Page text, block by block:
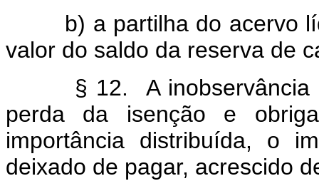
b) a partilha do acervo
valor do saldo da reserva de
§ 12. A inobservância
perda da isenção e
importância distribuída, o
deixado de pagar, acrescido